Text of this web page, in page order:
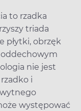
to rzadka
triada
płytki, obrzęk
oddechowym
nie jest
i
występować